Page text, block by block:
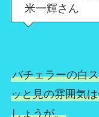
米一輝さん
バチェラーの白
ッと見の雰囲気
しょうが。